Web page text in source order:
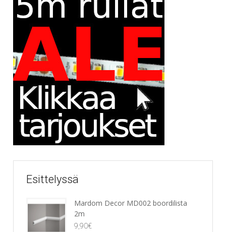
Esittelyssä
Mardom Decor MD002 boordilista
2m
9,90€